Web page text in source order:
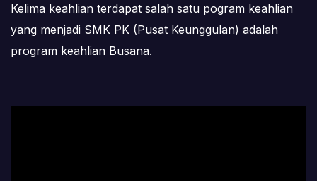
Kelima keahlian terdapat salah satu pogram keahlian
yang menjadi SMK PK (Pusat Keunggulan) adalah
program keahlian Busana.